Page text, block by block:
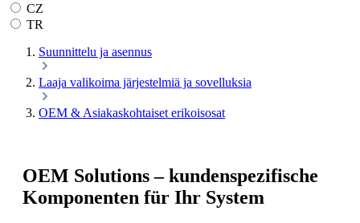
CZ
TR
Suunnittelu ja asennus
Laaja valikoima järjestelmiä ja sovelluksia
OEM & Asiakaskohtaiset erikoisosat
OEM Solutions – kundenspezifische
Komponenten für Ihr System